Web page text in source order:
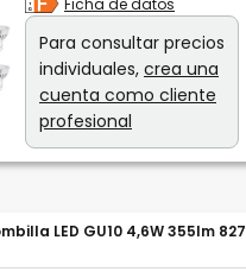
Para consultar precios
individuales, crea una
cuenta como cliente
profesional
LED GU10 4,6W 355lm